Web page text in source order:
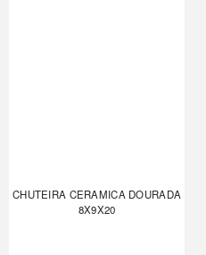
CHUTEIRA CERAMICA DOURADA
8X9X20